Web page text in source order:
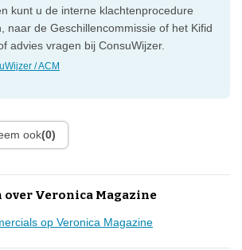
kunt u de interne klachtenprocedure
naar de Geschillencommissie of het Kifid
advies vragen bij ConsuWijzer.
/ ACM
ook(0)
Veronica Magazine
op Veronica Magazine